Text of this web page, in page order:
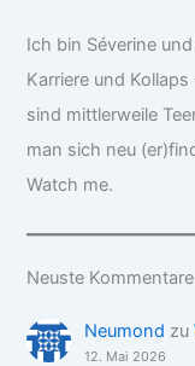
Ich bin Séverine
Karriere und
sind mittlerweile
man sich neu
Watch me.
Neuste Kommentare
Neumond zu
12. Mai 2026